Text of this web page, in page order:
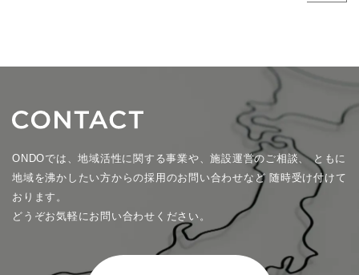
ONDOでは、地域活性に関する事業や、施設運営のご相談、ともに
地域を沸かしたい方からの採用のお問い合わせなど 随時受け付けて
おります。
どうぞお気軽にお問い合わせください。